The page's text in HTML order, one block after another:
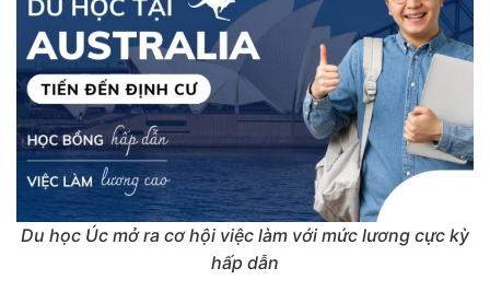
Du học Úc mở ra cơ hội việc làm với mức lương cực kỳ
hấp dẫn